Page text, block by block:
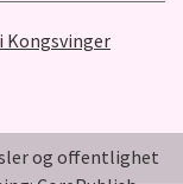
Kongsvinger
og offentlighet